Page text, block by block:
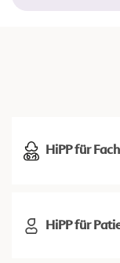
HiPP für
HiPP für